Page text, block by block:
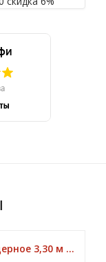
Удилище фидерное 3,30 м CK Method Feeder 60 гр / 3 - 10 lbs Browning